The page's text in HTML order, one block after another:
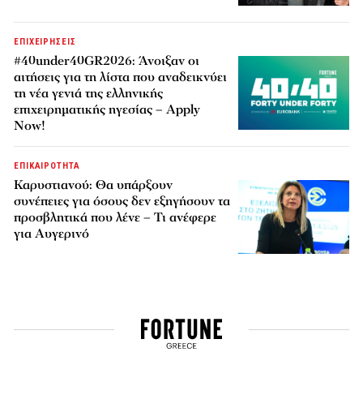
ΕΠΙΧΕΙΡΗΣΕΙΣ
#40under40GR2026: Άνοιξαν οι
αιτήσεις για τη λίστα που αναδεικνύει
τη νέα γενιά της ελληνικής
επιχειρηματικής ηγεσίας – Apply
Now!
ΕΠΙΚΑΙΡΟΤΗΤΑ
Καρυστιανού: Θα υπάρξουν
συνέπειες για όσους δεν εξηγήσουν τα
προσβλητικά που λένε – Τι ανέφερε
για Αυγερινό